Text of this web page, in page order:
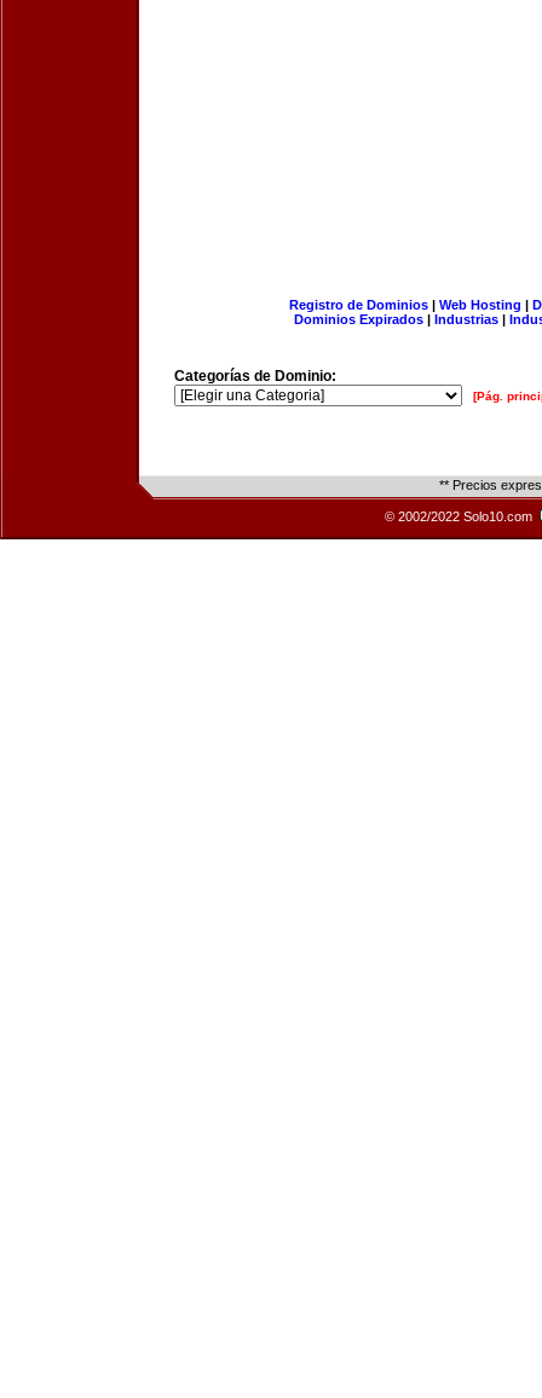
Registro de Dominios| Web Hosting |
Dominios Expirados | Industrias |
Categorías de Dominio:
[Pág.
** Precios
© 2002/2022 Solo10.com